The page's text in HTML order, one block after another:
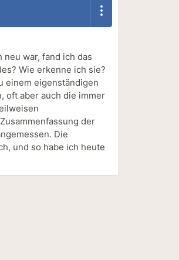
war, fand ich das
Wie erkenne ich sie?
einem eigenständigen
oft aber auch die immer
der
Die
und so habe ich heute